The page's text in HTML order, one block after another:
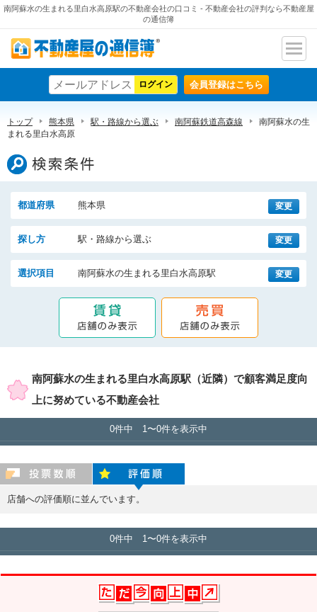
南阿蘇水の生まれる里白水高原駅の不動産会社の口コミ - 不動産会社の評判なら不動産屋
の通信簿
不動産屋の通信簿
ナビ
ン
会員登録はこちら
トップ 熊本県 駅・路線から選ぶ 南阿蘇鉄道高森線
南阿蘇水の生
まれる里白水高原
検索条件
都道府県 熊本県 変更
探し方 駅・路線から選ぶ 変更
選択項目 南阿蘇水の生まれる里白水高原駅 変更
南阿蘇水の生まれる里白水高原駅（近隣）で顧客満足度向
上に努めている不動産会社
0件中 1〜0件を表示中
店舗への評価順に並んでいます。
0件中 1〜0件を表示中